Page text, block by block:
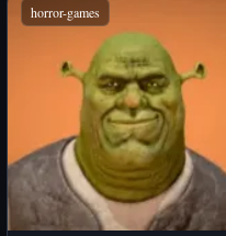
horror-games